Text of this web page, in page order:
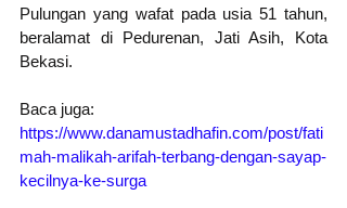
Pulungan yang wafat pada usia 51 tahun,
beralamat di Pedurenan, Jati Asih, Kota
Bekasi.
Baca juga:
https://www.danamustadhafin.com/post/fati
mah-malikah-arifah-terbang-dengan-sayap-
kecilnya-ke-surga